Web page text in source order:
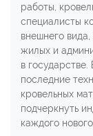
работы,
специалисты
внешнего
жилых и
в
последние
кровельных
подчеркнуть
каждого